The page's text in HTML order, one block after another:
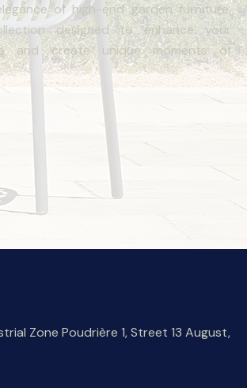
of high-end garden furniture.
designed to enhance your
and create unique moments of
Zone Poudrière 1, Street 13 August,